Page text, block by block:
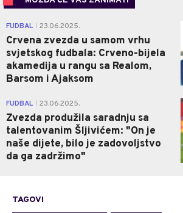
FUDBAL 23.06.2025.
Crvena zvezda u samom vrhu
svjetskog fudbala: Crveno-bijela
akamedija u rangu sa Realom,
Barsom i Ajaksom
FUDBAL 23.06.2025.
Zvezda produžila saradnju sa
talentovanim Šljivićem: "On je
naše dijete, bilo je zadovoljstvo
da ga zadržimo"
TAGOVI